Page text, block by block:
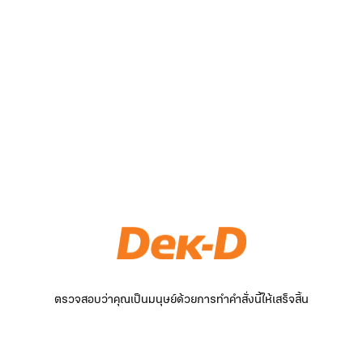
ตรวจสอบว่าคุณเป็นมนุษย์ด้วยการทำคำสั่งนี้ให้เสร็จสิ้น